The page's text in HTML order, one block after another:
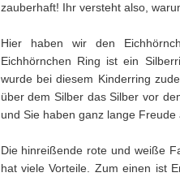
zauberhaft! Ihr versteht also,
Hier haben wir den
Eichhörnchen Ring ist ein
wurde bei diesem Kinderring
über dem Silber das Silber vor
und Sie haben ganz lange Freude
Die hinreißende rote und weiße
hat viele Vorteile. Zum einen ist